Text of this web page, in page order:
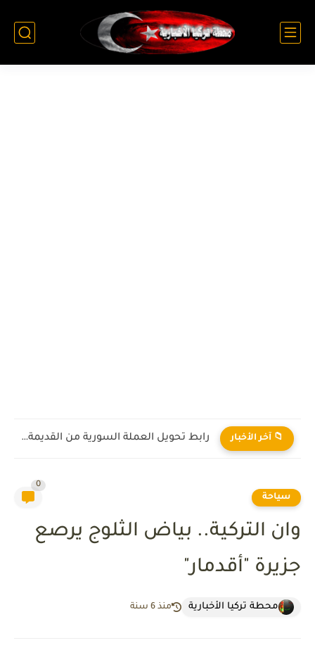
📁 آخر الأخبار رابط تحويل العملة السورية من القديمة إلى الجديدة 2026
سياحة
0
وان التركية.. بياض الثلوج يرصع
جزيرة "أقدمار"
محطة تركيا الأخبارية منذ 6 سنة